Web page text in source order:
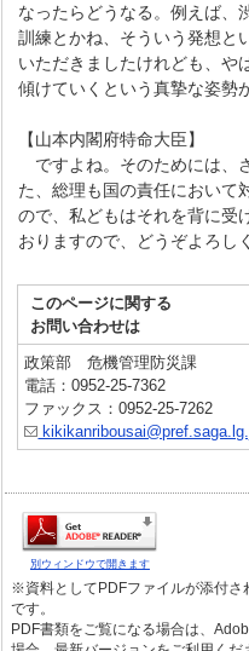
なったらどうなる。例えば、
訓練とかね、そういう発想と
いただきましたけれども、や
傾けていくという真摯な姿勢
【山本内閣府特命大臣】
ですよね。そのためには、
た、総理も国の責任において
ので、私どもはそれを背に受
おりますので、どうぞよろし
このページに関する
お問い合わせは
政策部 危機管理防災課
電話：0952-25-7362
ファックス：0952-25-7262
別ウィンドウで開きます
※資料としてPDFファイルが添付さ
です。
PDF書類をご覧になる場合は、